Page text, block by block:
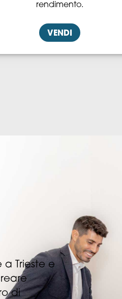
rendimento.
VENDI
Trieste e
di